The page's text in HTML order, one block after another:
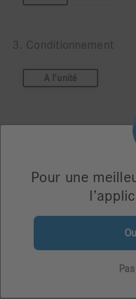
3. Conditionnement
A l'unité
Pour une